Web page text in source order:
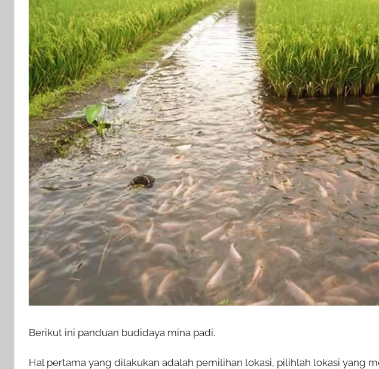
Berikut ini panduan budidaya mina padi.
Hal pertama yang dilakukan adalah pemilihan lokasi, pilihlah lokasi yang